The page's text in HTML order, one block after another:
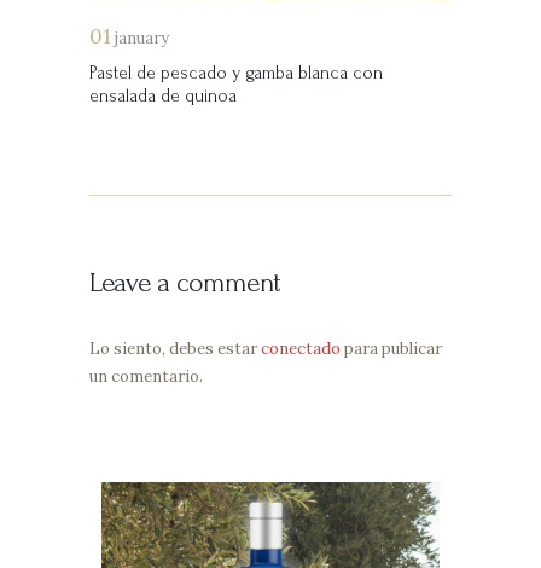
01 january
Pastel de pescado y gamba blanca con
ensalada de quinoa
Leave a comment
Lo siento, debes estarconectado para publicar
un comentario.